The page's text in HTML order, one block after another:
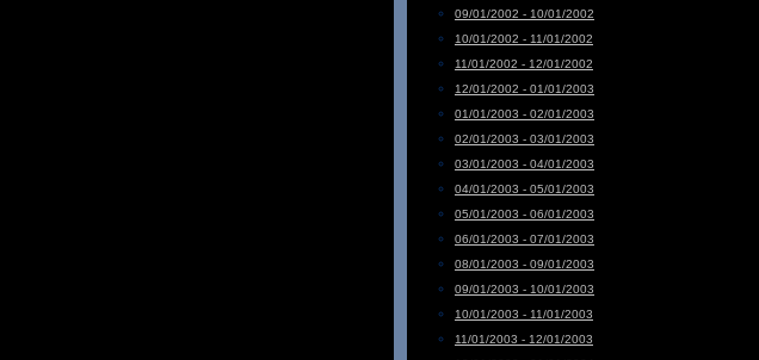
09/01/2002 - 10/01/2002
10/01/2002 - 11/01/2002
11/01/2002 - 12/01/2002
12/01/2002 - 01/01/2003
01/01/2003 - 02/01/2003
02/01/2003 - 03/01/2003
03/01/2003 - 04/01/2003
04/01/2003 - 05/01/2003
05/01/2003 - 06/01/2003
06/01/2003 - 07/01/2003
08/01/2003 - 09/01/2003
09/01/2003 - 10/01/2003
10/01/2003 - 11/01/2003
11/01/2003 - 12/01/2003